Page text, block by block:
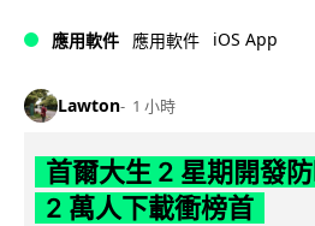
應用軟件 應用軟件 iOS App
Lawton 1 小時
首爾大生 2 星期開發
2 萬人下載衝榜首